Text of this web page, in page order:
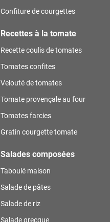
Confiture de courgettes
Recettes à la tomate
Recette coulis de tomates
Tomates confites
Velouté de tomates
Tomate provençale au four
Tomates farcies
Gratin courgette tomate
Salades composées
Taboulé maison
Salade de pâtes
Salade de riz
Salade grecque